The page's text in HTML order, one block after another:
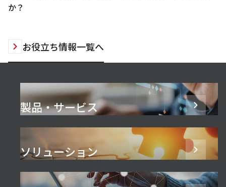
か？
お役立ち情報一覧へ
製品・サービス
ソリューション